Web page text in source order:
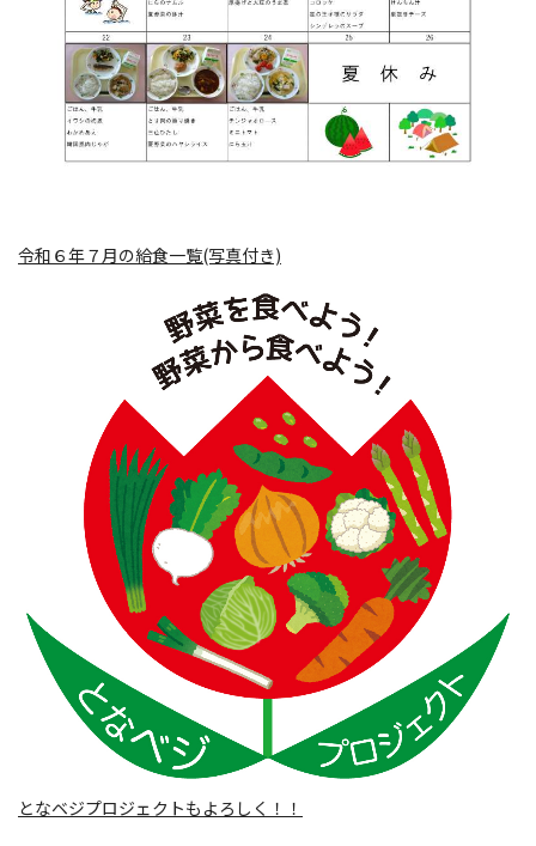
令和６年７月の給食一覧(写真付き)
となベジプロジェクトもよろしく！！